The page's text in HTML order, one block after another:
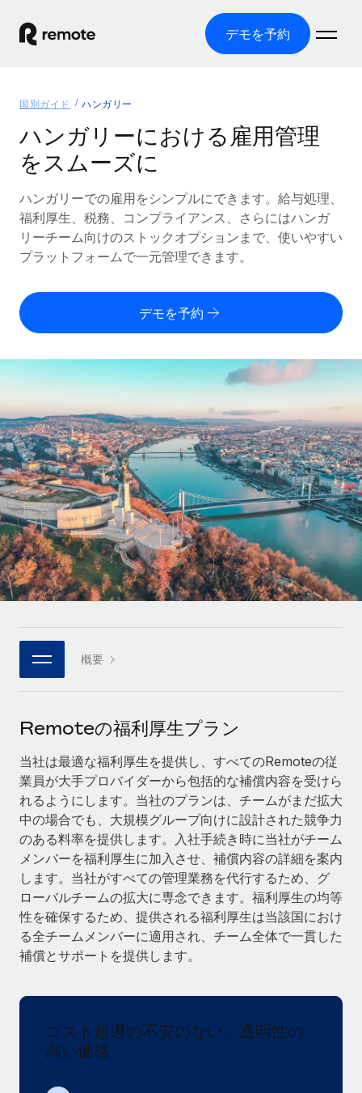
デモを予約
グローバル雇用
グローバル給与処理
コンプライアンス対応の給与処理を手軽に
Employer of Record（EOR）
グローバル展開をコストをかけずに実現
Contractor of Record
世界中の契約社員と法令を遵守して契約
世界中の契約社員をオンボーディングし、管理
複雑な雇用関連業務を外部委託
インフラ
Remote統合
人事機能をワークフローにシームレスに統合する
プラットフォーム
チームのための人事の基本機能を内蔵
接続 新しい
当社のMCPを使用して、あらゆるAIツールをRemoteに接続
統合
基本的なビジネスツールを活用して業務プロセスを効率化す
専門家に相談
グローバル人事・コンプライアンスの専門サポート
バックグラウンドチェック
候補者の選考プロセスをシンプルに
Compliance Watchtower
コンプライアンスリスクを先回りして対応
デバイス管理
ITデバイスを世界規模で提供・管理
法人設立
移住・転勤
ソリューション
各国の制度に対応
国別ガイド
/国別のグローバル雇用支援を検索する
Remoteを他社と比較
スタートアップ
成長中の企業向けのアジャイルなグローバルHR・給与処理ソ
リューション
ミッドマーケット
カスタマイズされた人事ソリューションでチームを拡大する
企業
大企業向けのグローバルHR
パートナーに登録
戦略的テクノロジーパートナー
グローバルな人事機能を柔軟に自社プラットフォームへ統合
当社とのパートナーシップの可能性を検討する
Remote Build 近日リリース予定
統合とAI自動化に関するコンサルティング
活用事例
リソース
ツールと計算ツール
従業員コスト計算ツール
契約社員の報酬計算ツール
グローバルな契約社員向けに、通貨オプションと支払スピー
ドを確認する
REMOTEで学習
リサーチおよびガイド
活用事例
HR用語集
チェックリストおよびテンプレート
職務内容ライブラリ
ウェビナー
イベント
ニュースルーム
給与・人材情報
情報センター
サポートを依頼する
すべてのリソースを表示する
ブログ
グローバル給与処理
税務
価格
English
Français
Deutsch
Español
Italiano
Português (Portugal)
日本語
한국어
ログイン
国別ガイド ハンガリー
ハンガリーにおける雇用管理
をスムーズに
ハンガリーでの雇用をシンプルにできます。給与処理、
福利厚生、税務、コンプライアンス、さらにはハンガ
リーチーム向けのストックオプションまで、使いやすい
プラットフォームで一元管理できます。
デモを予約
概要
Remoteの福利厚生プラン
当社は最適な福利厚生を提供し、すべてのRemoteの従
業員が大手プロバイダーから包括的な補償内容を受けら
れるようにします。当社のプランは、チームがまだ拡大
中の場合でも、大規模グループ向けに設計された競争力
のある料率を提供します。入社手続き時に当社がチーム
メンバーを福利厚生に加入させ、補償内容の詳細を案内
します。当社がすべての管理業務を代行するため、グ
ローバルチームの拡大に専念できます。福利厚生の均等
性を確保するため、提供される福利厚生は当該国におけ
る全チームメンバーに適用され、チーム全体で一貫した
補償とサポートを提供します。
コスト超過の不安のない、透明性の
高い価格